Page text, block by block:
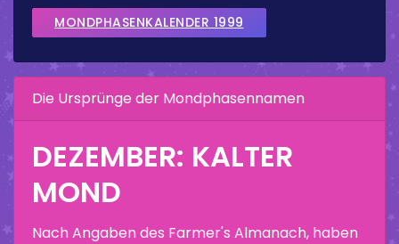
MONDPHASENKALENDER 1999
Die Ursprünge der Mondphasennamen
DEZEMBER: KALTER
MOND
Nach Angaben des Farmer's Almanach, haben